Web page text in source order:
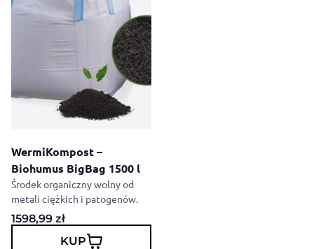
WermiKompost –
Biohumus BigBag 1500 l
Środek organiczny wolny od
metali ciężkich i patogenów.
1598,99 zł
KUP